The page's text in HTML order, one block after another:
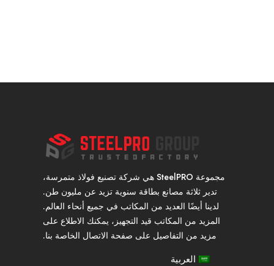
مجموعة SteelPRO هي شركة تصنيع فولاذ متمرسة،
تدير ثلاثة مصانع بطاقة سنوية تزيد عن مليون طن.
لدينا أيضًا العديد من المكاتب في جميع أنحاء العالم.
المزيد من المكاتب قيد التجهيز، يمكنك الاطلاع على
مزيد من التفاصيل على صفحة الاتصال الخاصة بنا.
العربية